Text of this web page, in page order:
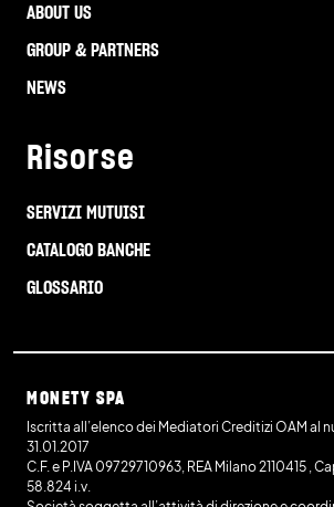
ABOUT US
GROUP & PARTNERS
NEWS
Risorse
SERVIZI MUTUISI
CATALOGO BANCHE
GLOSSARIO
MONETY SPA
Iscritta all’elenco dei Mediatori Creditizi OAM al
31.01.2017
C.F. e P.IVA 09729710963, REA Milano 2110415 ,
58.824 i.v.